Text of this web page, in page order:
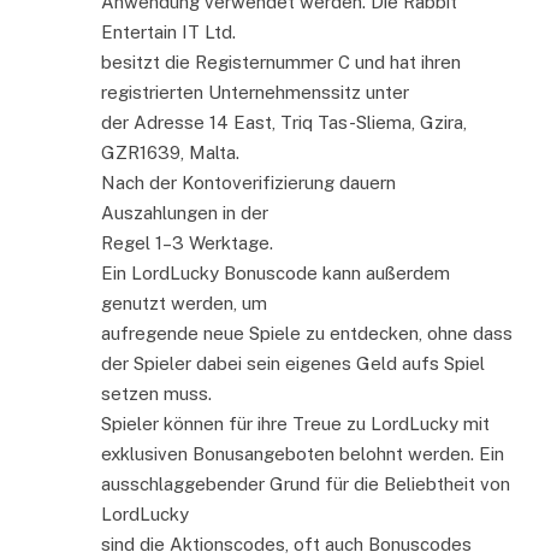
Entertain IT Ltd.
besitzt die Registernummer C und hat ihren
registrierten Unternehmenssitz unter
der Adresse 14 East, Triq Tas-Sliema, Gzira,
GZR1639, Malta.
Nach der Kontoverifizierung dauern
Auszahlungen in der
Regel 1–3 Werktage.
Ein LordLucky Bonuscode kann außerdem
genutzt werden, um
aufregende neue Spiele zu entdecken, ohne dass
der Spieler dabei sein eigenes Geld aufs Spiel
setzen muss.
Spieler können für ihre Treue zu LordLucky mit
exklusiven Bonusangeboten belohnt werden. Ein
ausschlaggebender Grund für die Beliebtheit von
LordLucky
sind die Aktionscodes, oft auch Bonuscodes